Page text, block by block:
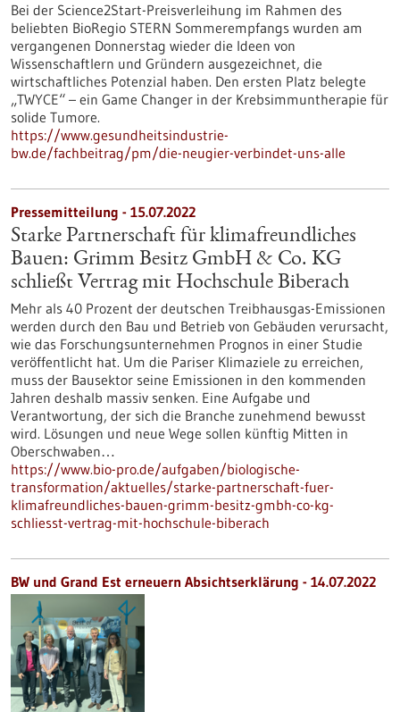
Bei der Science2Start-Preisverleihung im Rahmen des
beliebten BioRegio STERN Sommerempfangs wurden am
vergangenen Donnerstag wieder die Ideen von
Wissenschaftlern und Gründern ausgezeichnet, die
wirtschaftliches Potenzial haben. Den ersten Platz belegte
„TWYCE“ – ein Game Changer in der Krebsimmuntherapie für
solide Tumore.
https://www.gesundheitsindustrie-
bw.de/fachbeitrag/pm/die-neugier-verbindet-uns-alle
Pressemitteilung - 15.07.2022
Starke Partnerschaft für klimafreundliches
Bauen: Grimm Besitz GmbH & Co. KG
schließt Vertrag mit Hochschule Biberach
Mehr als 40 Prozent der deutschen Treibhausgas-Emissionen
werden durch den Bau und Betrieb von Gebäuden verursacht,
wie das Forschungsunternehmen Prognos in einer Studie
veröffentlicht hat. Um die Pariser Klimaziele zu erreichen,
muss der Bausektor seine Emissionen in den kommenden
Jahren deshalb massiv senken. Eine Aufgabe und
Verantwortung, der sich die Branche zunehmend bewusst
wird. Lösungen und neue Wege sollen künftig Mitten in
Oberschwaben…
https://www.bio-pro.de/aufgaben/biologische-
transformation/aktuelles/starke-partnerschaft-fuer-
klimafreundliches-bauen-grimm-besitz-gmbh-co-kg-
schliesst-vertrag-mit-hochschule-biberach
BW und Grand Est erneuern Absichtserklärung - 14.07.2022